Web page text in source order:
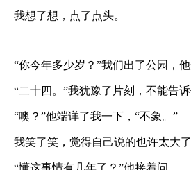
我想了想，点了点头。
“你今年多少岁？”我们出了公园，他
“二十四。”我犹豫了片刻，不能告
“噢？”他端详了我一下，“不象。”
我笑了笑，觉得自己说的也许太大了
“懂这事情有几年了？”他接着问。